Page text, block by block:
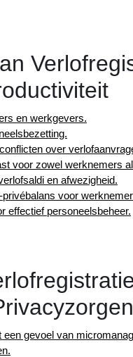
en werkgevers.
over
voor zowel werknemers
en afwezigheid.
voor
effectief personeelsbeheer.
een gevoel van